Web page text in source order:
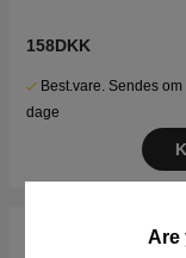
Are
158DKK
Best.vare. Sendes om
dage